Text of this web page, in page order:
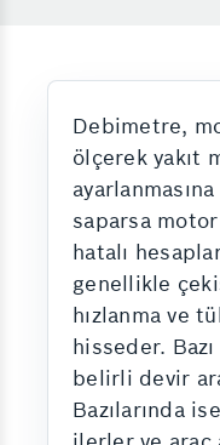
Debimetre,
ölçerek yakıt
saparsa
hatalı
genellikle
hızlanma ve
hisseder.
belirli devir
Bazılarında